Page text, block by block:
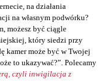
na działania
na własnym podwórku?
możesz być ciągle
który siedzi przy
kamer może być w Twojej
to ukazywać?”. Polecamy
czyli inwigilacja z